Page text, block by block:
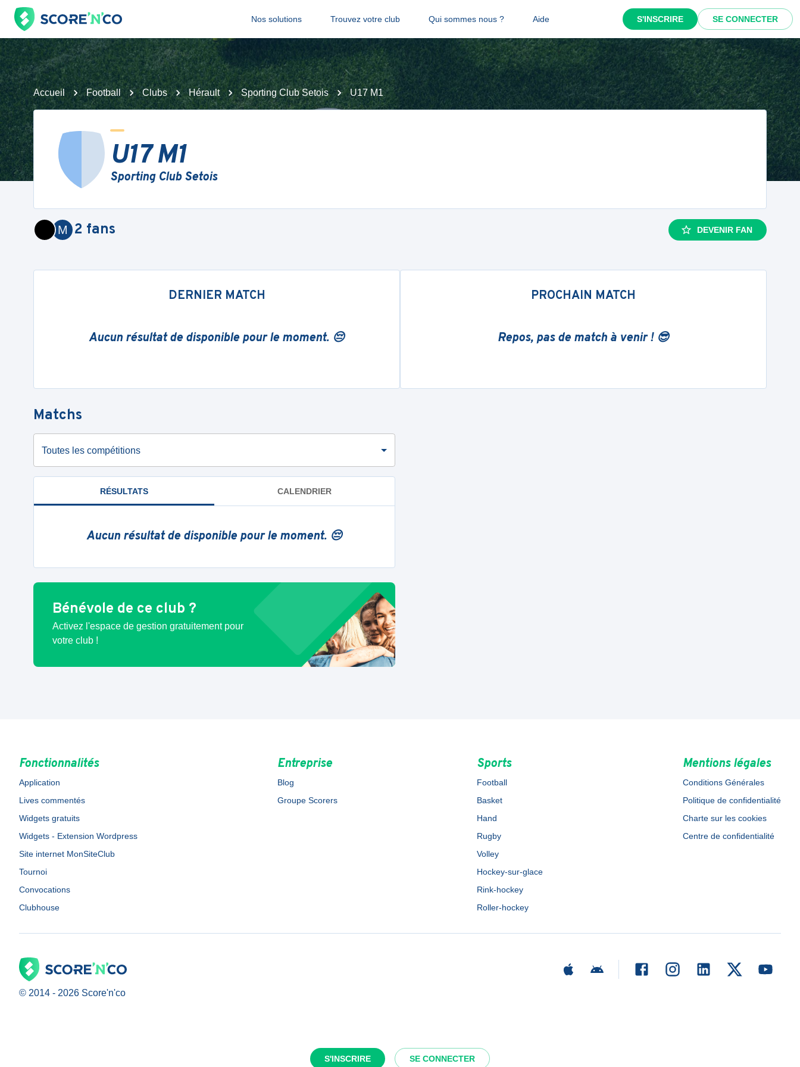
Nos solutions Trouvez votre club Qui sommes nous ? Aide S'INSCRIRE SE CONNECTER
S'INSCRIRE SE CONNECTER
Accueil Football Clubs Hérault Sporting Club Setois U17 M1
U17 M1
Sporting Club Setois
M 2 fans DEVENIR FAN
DERNIER MATCH
Aucun résultat de disponible pour le moment. 😔
PROCHAIN MATCH
Repos, pas de match à venir ! 😎
Matchs
Toutes les compétitions
RÉSULTATS CALENDRIER
Aucun résultat de disponible pour le moment. 😔
Bénévole de ce club ?
Activez l'espace de gestion gratuitement pour
votre club !
Fonctionnalités
Application
Lives commentés
Widgets gratuits
Widgets - Extension Wordpress
Site internet MonSiteClub
Tournoi
Convocations
Clubhouse
Entreprise
Blog
Groupe Scorers
Sports
Football
Basket
Hand
Rugby
Volley
Hockey-sur-glace
Rink-hockey
Roller-hockey
Mentions légales
Conditions Générales
Politique de confidentialité
Charte sur les cookies
Centre de confidentialité
© 2014 - 2026 Score'n'co